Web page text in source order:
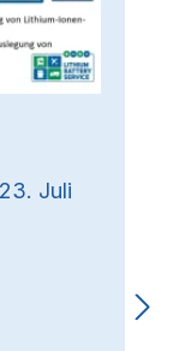
Juli